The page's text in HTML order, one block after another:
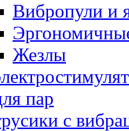
Вибропули и
Жезлы
пар
с